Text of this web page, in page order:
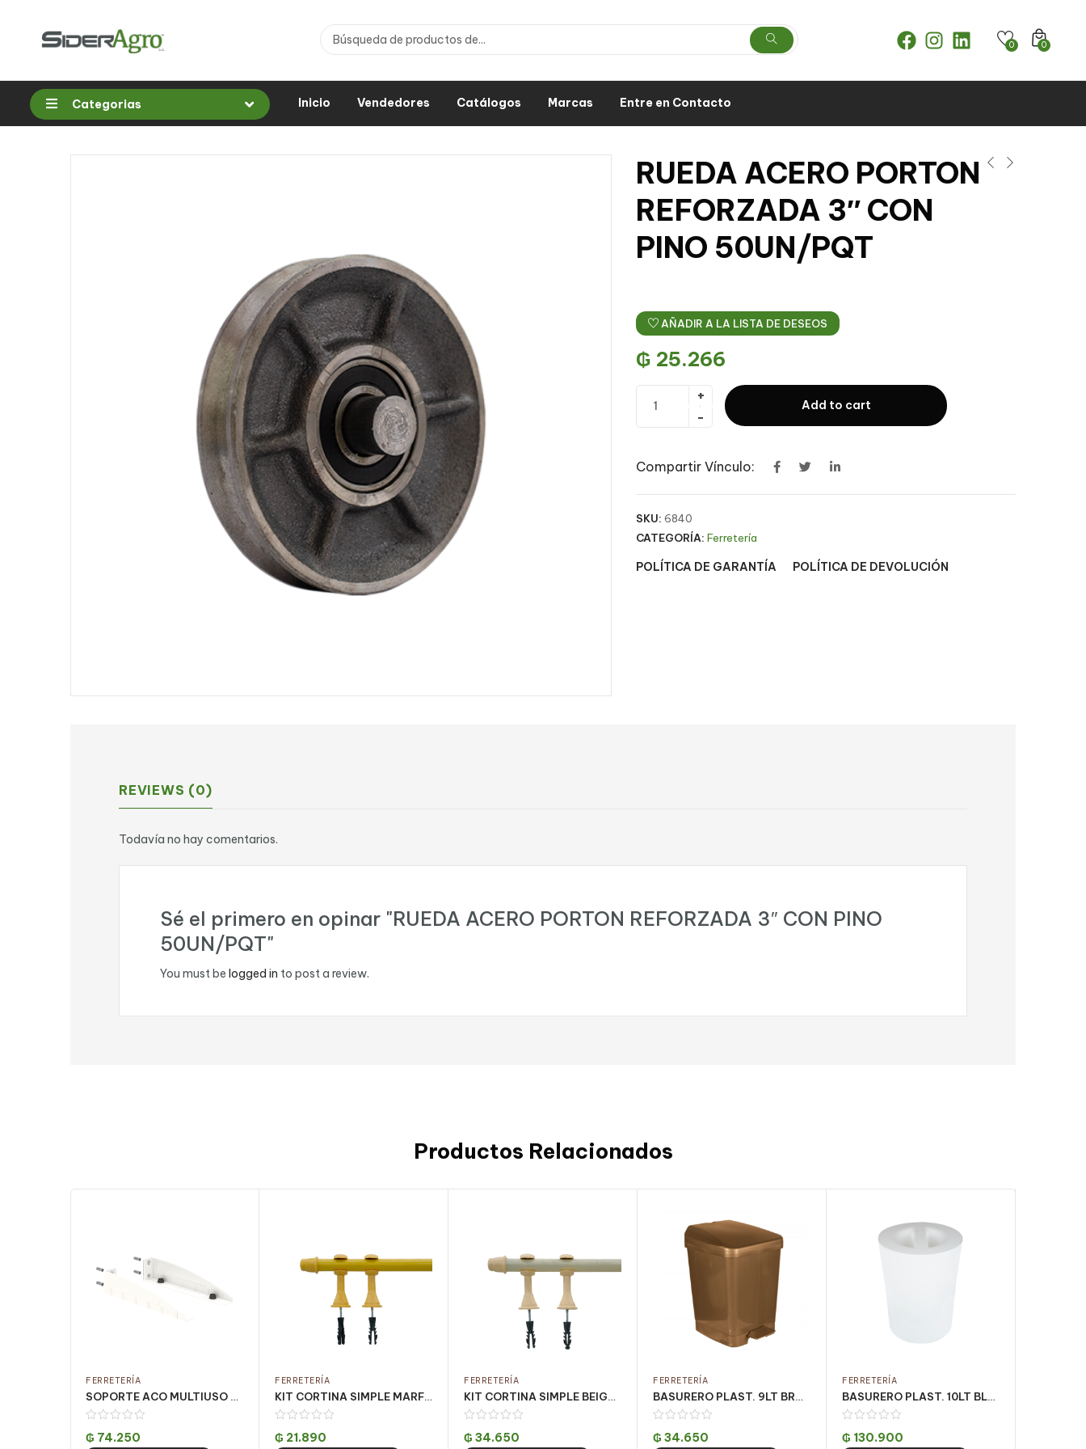
0
0
Categorias Inicio Vendedores Catálogos Marcas Entre en Contacto
RUEDA ACERO PORTON
REFORZADA 3″ CON
PINO 50UN/PQT
AÑADIR A LA LISTA DE DESEOS
₲ 25.266
Add to cart
Compartir Vínculo:
SKU: 6840
CATEGORÍA: Ferretería
POLÍTICA DE GARANTÍA POLÍTICA DE DEVOLUCIÓN
REVIEWS (0)
Todavía no hay comentarios.
Sé el primero en opinar "RUEDA ACERO PORTON REFORZADA 3″ CON PINO
50UN/PQT"
You must be logged in to post a review.
Productos Relacionados
FERRETERÍA
SOPORTE ACO MULTIUSO BLANCO DECORATIVO
₲ 74.250
FERRETERÍA
KIT CORTINA SIMPLE MARFIL 2,0 MT (PQT C/ 5 UN)
₲ 21.890
FERRETERÍA
KIT CORTINA SIMPLE BEIGE 3 MT (PQT C/ 5 UN)
₲ 34.650
FERRETERÍA
BASURERO PLAST. 9LT BRONZE C/ PEDAL CJ C/ 4UN
₲ 34.650
FERRETERÍA
BASURERO PLAST. 10LT BLANCO PREMIUM VULCANO
₲ 130.900